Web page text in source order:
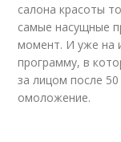
Маска для
кожи
салона красоты
самые насущные
момент. И уже на
программу, в
за лицом после
омоложение.